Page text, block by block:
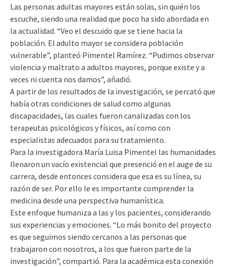
Las personas adultas mayores están solas, sin quién los
escuche, siendo una realidad que poco ha sido abordada en
la actualidad. “Veo el descuido que se tiene hacia la
población. El adulto mayor se considera población
vulnerable”, planteó Pimentel Ramírez. “Pudimos observar
violencia y maltrato a adultos mayores, porque existe y a
veces ni cuenta nos damos”, añadió.
A partir de los resultados de la investigación, se percató que
había otras condiciones de salud como algunas
discapacidades, las cuales fueron canalizadas con los
terapeutas psicológicos y físicos, así como con
especialistas adecuados para su tratamiento.
Para la investigadora María Luisa Pimentel las humanidades
llenaron un vacío existencial que presenció en el auge de su
carrera, desde entonces considera que esa es su línea, su
razón de ser. Por ello le es importante comprender la
medicina desde una perspectiva humanística.
Este enfoque humaniza a las y los pacientes, considerando
sus experiencias y emociones. “Lo más bonito del proyecto
es que seguimos siendo cercanos a las personas que
trabajaron con nosotros, a los que fueron parte de la
investigación”, compartió. Para la académica esta conexión